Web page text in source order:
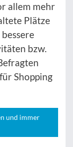
allem mehr
Plätze
bzw.
Shopping
und immer